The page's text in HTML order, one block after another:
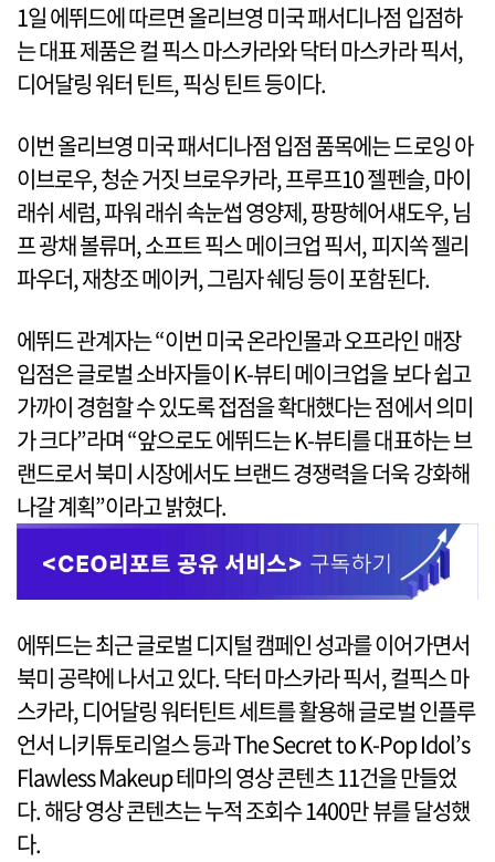
1일 에뛰드에 따르면 올리브영 미국 패서디나점 입점하
는 대표 제품은 컬 픽스 마스카라와 닥터 마스카라 픽서,
디어달링 워터 틴트, 픽싱 틴트 등이다.
이번 올리브영 미국 패서디나점 입점 품목에는 드로잉 아
이브로우, 청순 거짓 브로우카라, 프루프10 젤펜슬, 마이
래쉬 세럼, 파워 래쉬 속눈썹 영양제, 팡팡헤어섀도우, 님
프 광채 볼류머, 소프트 픽스 메이크업 픽서, 피지쏙 젤리
파우더, 재창조 메이커, 그림자 쉐딩 등이 포함된다.
에뛰드 관계자는 “이번 미국 온라인몰과 오프라인 매장
입점은 글로벌 소바자들이 K-뷰티 메이크업을 보다 쉽고
가까이 경험할 수 있도록 접점을 확대했다는 점에서 의미
가 크다”라며 “앞으로도 에뛰드는 K-뷰티를 대표하는 브
랜드로서 북미 시장에서도 브랜드 경쟁력을 더욱 강화해
나갈 계획”이라고 밝혔다.
에뛰드는 최근 글로벌 디지털 캠페인 성과를 이어가면서
북미 공략에 나서고 있다. 닥터 마스카라 픽서, 컬픽스 마
스카라, 디어달링 워터틴트 세트를 활용해 글로벌 인플루
언서 니키튜토리얼스 등과 The Secret to K-Pop Idol’s
Flawless Makeup 테마의 영상 콘텐츠 11건을 만들었
다. 해당 영상 콘텐츠는 누적 조회수 1400만 뷰를 달성했
다.